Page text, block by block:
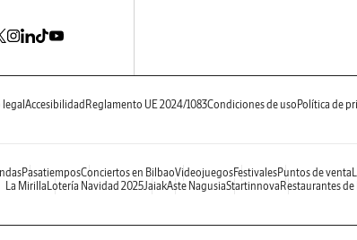
Accesibilidad Reglamento UE 2024/1083Condiciones de uso Política de
PasatiemposConciertos en BilbaoVideojuegosFestivalesPuntos de venta
La Mirilla Lotería Navidad 2025JaiakAste NagusiaStartinnova Restaurantes